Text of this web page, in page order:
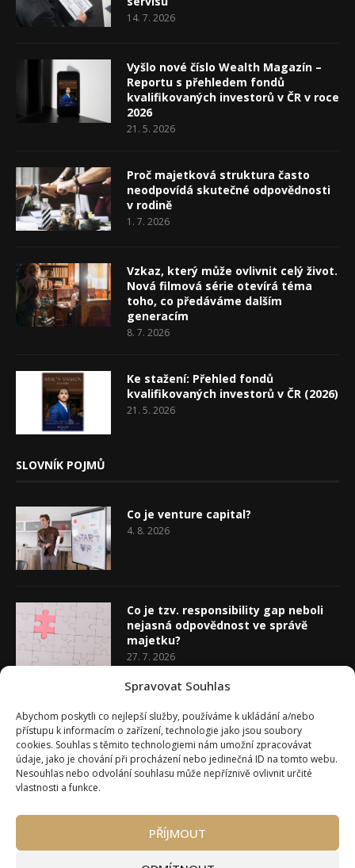
Spravovat Souhlas
Abychom poskytli co nejlepší služby, používáme k ukládání a/nebo
přístupu k informacím o zařízení, technologie jako jsou soubory
cookies. Souhlas s těmito technologiemi nám umožní zpracovávat
údaje, jako je chování při procházení nebo jedinečná ID na tomto webu.
Nesouhlas nebo odvolání souhlasu může nepříznivě ovlivnit určité
vlastnosti a funkce.
PŘÍJMOUT
14. 7. 2026
Vyšlo nové číslo Wealth Magazín –
Reportu s přehledem fondů
kvalifikovaných investorů v ČR v roce
2026
21. 5. 2026
Proč majetková struktura často
neodpovídá skutečné odpovědnosti
v rodině
1. 7. 2026
Vzkaz, který může ovlivnit celý život.
Nová filmová série otevírá téma
toho, co předáváme dalším
generacím
8. 7. 2026
Ke stažení: Přehled fondů
kvalifikovaných investorů v ČR (2026)
21. 5. 2026
SLOVNÍK POJMŮ
Co je venture capital?
4. 8. 2026
Co je tzv. responsibility gap neboli
nejasná odpovědnost ve správě
majetku?
27. 7. 2026
20. 7. 2026
O Wealth Magazínu Můj účet
Kontakty
Máte zájem o spolupráci?